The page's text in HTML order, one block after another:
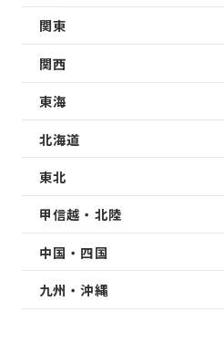
関東
関西
東海
北海道
東北
甲信越・北陸
中国・四国
九州・沖縄